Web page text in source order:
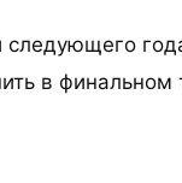
следующего
в